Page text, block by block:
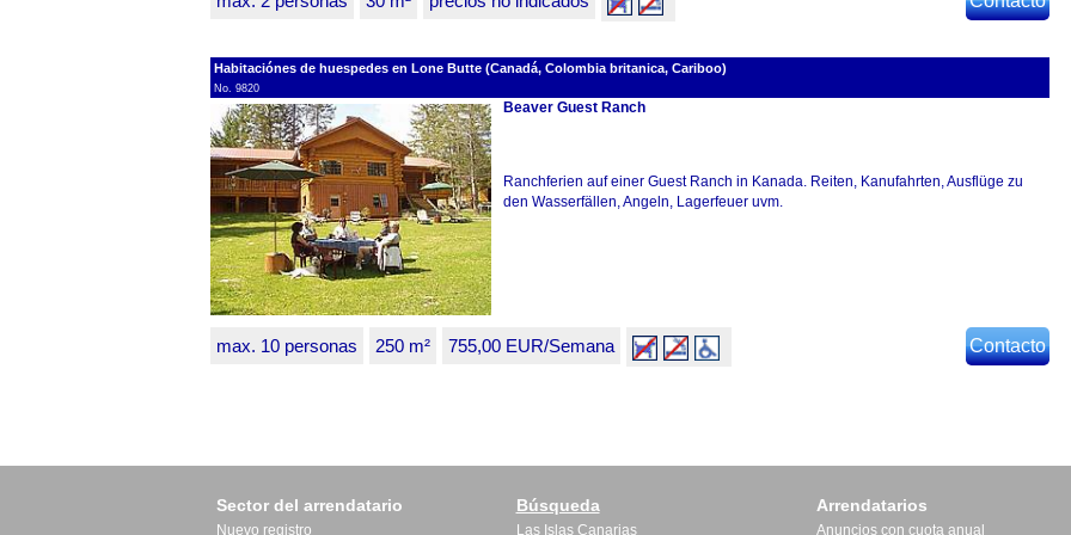
Habitaciónes de huespedes en Lone Butte (Canadá, Colombia britanica, Cariboo)
No. 9820
Beaver Guest Ranch
Ranchferien auf einer Guest Ranch in Kanada. Reiten, Kanufahrten, Ausflüge zu
den Wasserfällen, Angeln, Lagerfeuer uvm.
max. 10 personas 250 m² 755,00 EUR/Semana Contacto
Sector del arrendatario
Nuevo registro
Búsqueda
Las Islas Canarias
Arrendatarios
Anuncios con cuota anual